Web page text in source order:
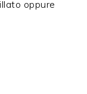
oppure